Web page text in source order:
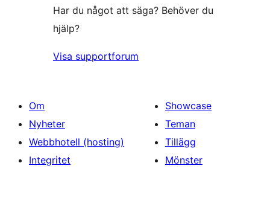
Har du något att säga? Behöver du
hjälp?
Visa supportforum
Om
Nyheter
Webbhotell (hosting)
Integritet
Showcase
Teman
Tillägg
Mönster